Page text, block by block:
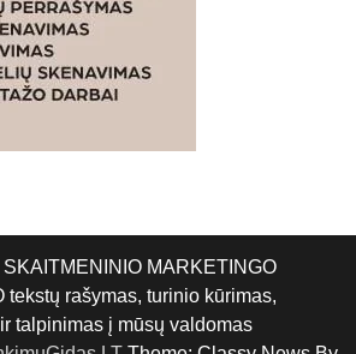
MARKETINGO
tekstų rašymas, turinio kūrimas,
talpinimas į mūsų valdomas